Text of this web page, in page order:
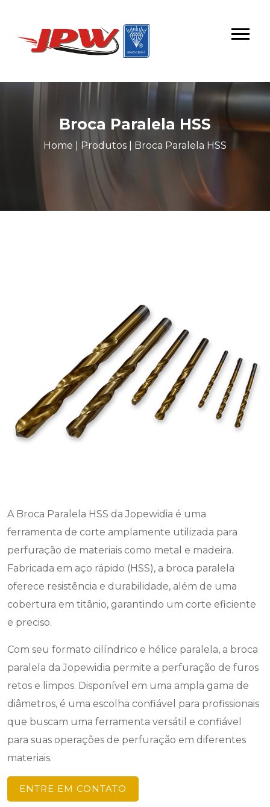
Broca Paralela HSS
Home Produtos Broca Paralela HSS
A Broca Paralela HSS da Jopewidia é uma
ferramenta de corte amplamente utilizada para
perfuração de materiais como metal e madeira.
Fabricada em aço rápido (HSS), a broca paralela
oferece resistência e durabilidade, além de uma
cobertura em titânio, garantindo um corte eficiente
e preciso.
Com seu formato cilíndrico e hélice paralela, a broca
paralela da Jopewidia permite a perfuração de furos
retos e limpos. Disponível em uma ampla gama de
diâmetros, é uma escolha confiável para profissionais
que buscam uma ferramenta versátil e confiável
para suas operações de perfuração em diferentes
materiais.
ENTRE EM CONTATO